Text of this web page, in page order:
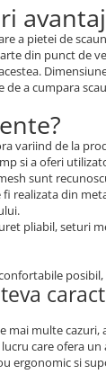
a pietei de
din punct de
de a cumpara
variind de la
si a oferi
sunt
realizata din
pliabil, seturi
multe
care ofera
ergonomic si